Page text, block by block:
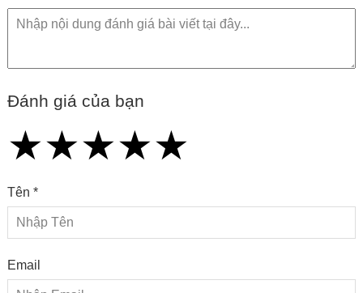
Đánh giá của bạn
★
★★
★★★
★★★★
★★★★★
Tên *
Email